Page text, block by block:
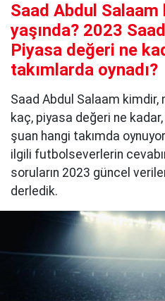
Saad Abdul
yaşında? 2023
Piyasa değeri ne
takımlarda oynadı?
Saad Abdul Salaam kimdir,
kaç, piyasa değeri ne
şuan hangi takımda
ilgili futbolseverlerin
soruların 2023 güncel
derledik.